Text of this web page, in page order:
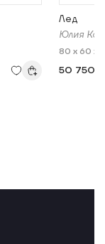
Лед
Юлия
80 x 60 x
50 750 ₽